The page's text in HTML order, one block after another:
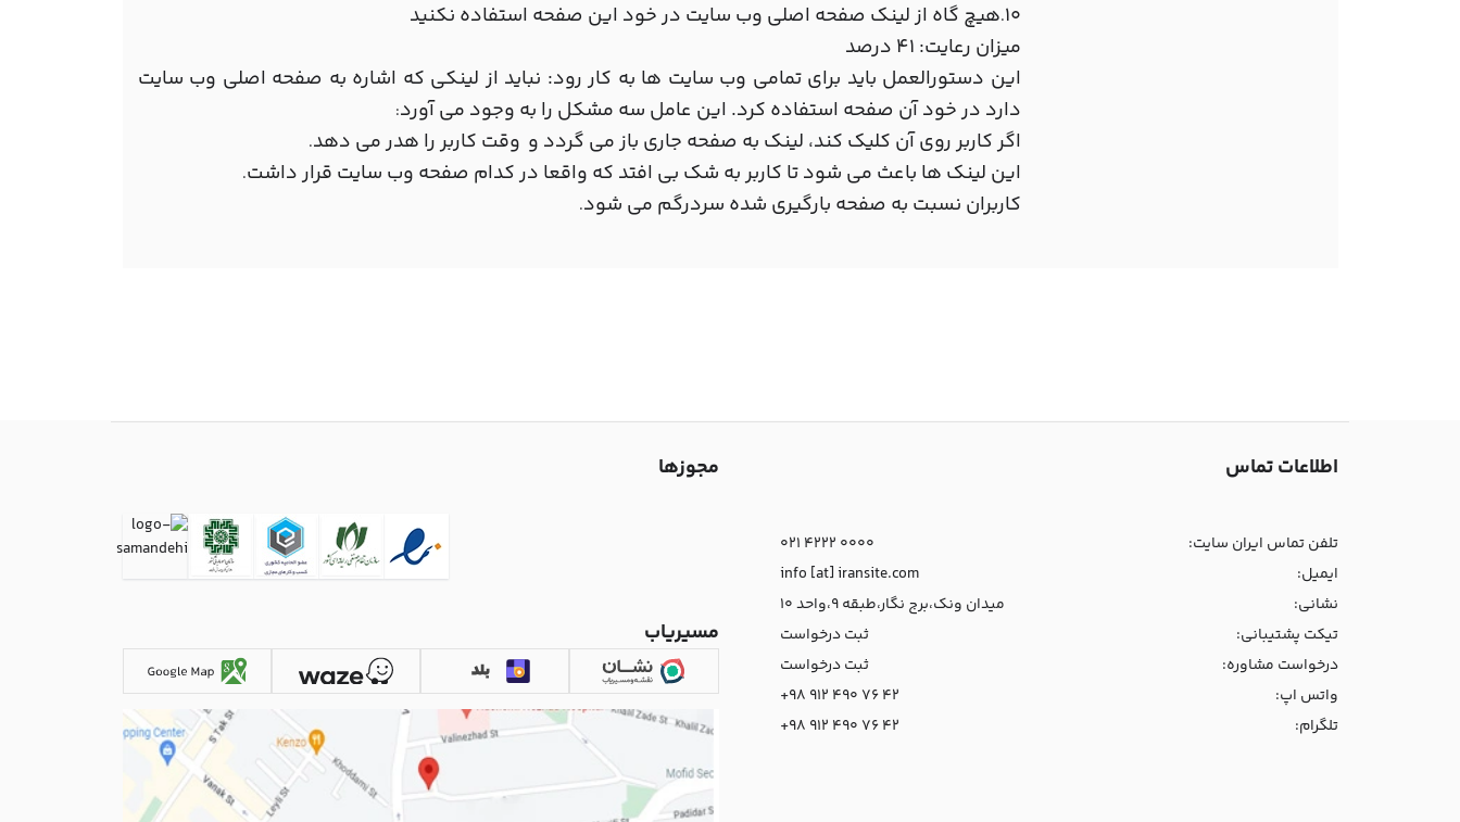
10
.هیچ گاه از لینک صفحه اصلی وب سایت در خود این صفحه استفاده نکنید
میزان رعایت: 41 درصد
این دستورالعمل باید برای تمامی وب سایت ها به کار رود: نباید از لینکی که اشاره به صفحه اصلی وب سایت
دارد در خود آن صفحه استفاده کرد. این عامل سه مشکل را به وجود می آورد:
اگر کاربر روی آن کلیک کند، لینک به صفحه جاری باز می گردد و وقت کاربر را هدر می دهد.
این لینک ها باعث می شود تا کاربر به شک بی افتد که واقعا در کدام صفحه وب سایت قرار داشت.
کاربران نسبت به صفحه بارگیری شده سردرگم می شود.
اطلاعات تماس
تلفن تماس ایران سایت:
021 4222 0000
ایمیل:
info [at] iransite.com
نشانی:
میدان ونک،برج نگار،طبقه 9،واحد 10
تیکت پشتیبانی:
ثبت درخواست
درخواست مشاوره:
ثبت درخواست
واتس اپ:
+98 912 490 76 42
تلگرام:
+98 912 490 76 42
مجوزها
مسیریاب